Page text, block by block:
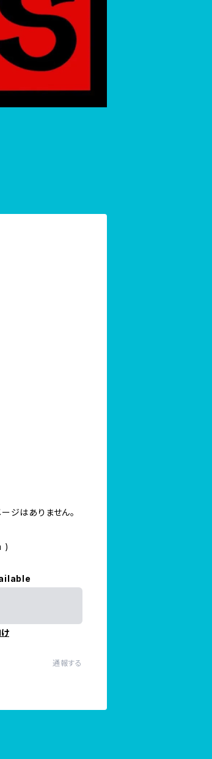
ジはありません。
)
通報する